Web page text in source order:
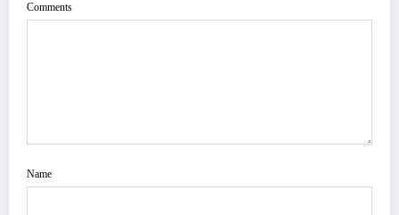
Comments
Name